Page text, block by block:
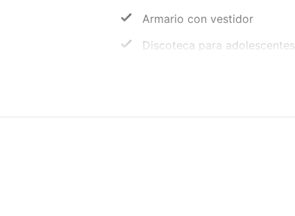
Armario con vestidor
Discoteca para adolescentes